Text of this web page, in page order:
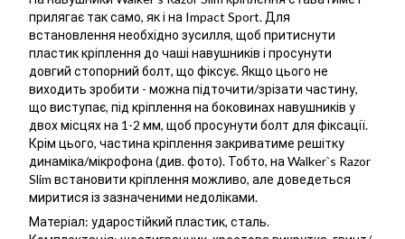
прилягає так само, як і на Impact Sport. Для
встановлення необхідно зусилля, щоб притиснути
пластик кріплення до чаші навушників і просунути
довгий стопорний болт, що фіксує. Якщо цього не
виходить зробити - можна підточити/зрізати частину,
що виступає, під кріплення на боковинах навушників у
двох місцях на 1-2 мм, щоб просунути болт для фіксації.
Крім цього, частина кріплення закриватиме решітку
динаміка/мікрофона (див. фото). Тобто, на Walker`s Razor
Slim встановити кріплення можливо, але доведеться
миритися із зазначеними недоліками.
Матеріал: ударостійкий пластик, сталь.